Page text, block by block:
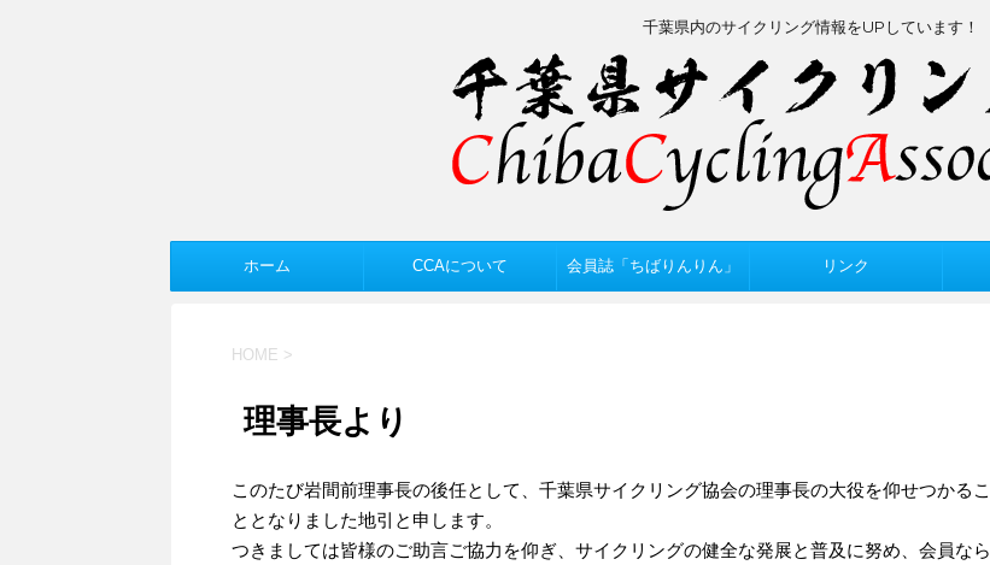
千葉県内のサイクリング情報をUPしています！
ホーム CCAについて 会員誌「ちばりんりん」 リンク
HOME >
理事長より
このたび岩間前理事長の後任として、千葉県サイクリング協会の理事長の大役を仰せつかるこ
ととなりました地引と申します。
つきましては皆様のご助言ご協力を仰ぎ、サイクリングの健全な発展と普及に努め、会員なら